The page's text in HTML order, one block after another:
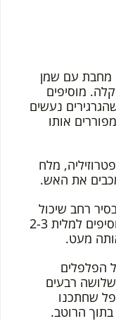
מחבת עם שמן
מוסיפים
נעשים
אותו
מלח
את האש.
רחב שיכול
. מוסיפים למלית 2-3
מעט.
הפלפלים
רבעים
שחתכנו
הרוטב.